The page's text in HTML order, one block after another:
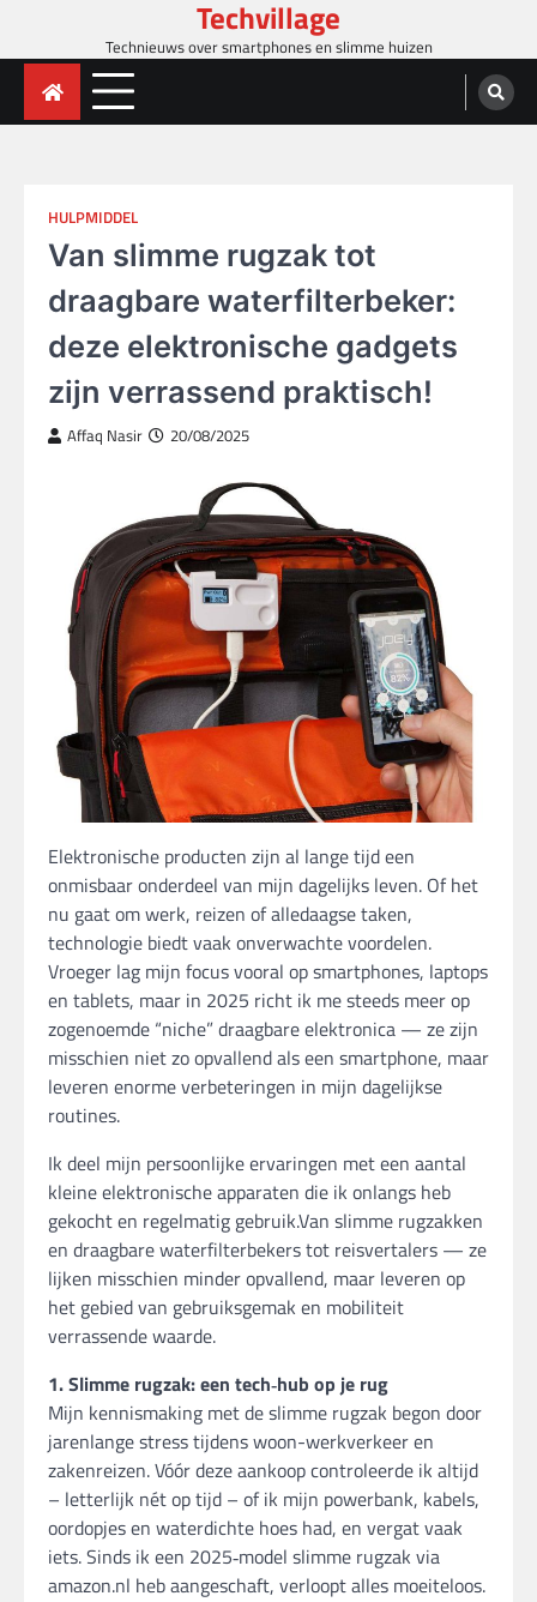
content
Techvillage
Technieuws over smartphones en slimme huizen
HULPMIDDEL
Van slimme rugzak tot
draagbare waterfilterbeker:
deze elektronische gadgets
zijn verrassend praktisch!
Affaq Nasir 20/08/2025
Elektronische producten zijn al lange tijd een
onmisbaar onderdeel van mijn dagelijks leven. Of het
nu gaat om werk, reizen of alledaagse taken,
technologie biedt vaak onverwachte voordelen.
Vroeger lag mijn focus vooral op smartphones, laptops
en tablets, maar in 2025 richt ik me steeds meer op
zogenoemde “niche” draagbare elektronica — ze zijn
misschien niet zo opvallend als een smartphone, maar
leveren enorme verbeteringen in mijn dagelijkse
routines.
Ik deel mijn persoonlijke ervaringen met een aantal
kleine elektronische apparaten die ik onlangs heb
gekocht en regelmatig gebruik.Van slimme rugzakken
en draagbare waterfilterbekers tot reisvertalers — ze
lijken misschien minder opvallend, maar leveren op
het gebied van gebruiksgemak en mobiliteit
verrassende waarde.
1. Slimme rugzak: een tech‑hub op je rug
Mijn kennismaking met de slimme rugzak begon door
jarenlange stress tijdens woon-werkverkeer en
zakenreizen. Vóór deze aankoop controleerde ik altijd
– letterlijk nét op tijd – of ik mijn powerbank, kabels,
oordopjes en waterdichte hoes had, en vergat vaak
iets. Sinds ik een 2025‑model slimme rugzak via
amazon.nl heb aangeschaft, verloopt alles moeiteloos.